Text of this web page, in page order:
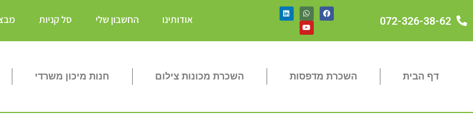
072-326-38-62 אודותינו החשבון שלי סל קניות
דף הבית השכרת מדפסות השכרת מכונות צילום חנות מיכון משרדי